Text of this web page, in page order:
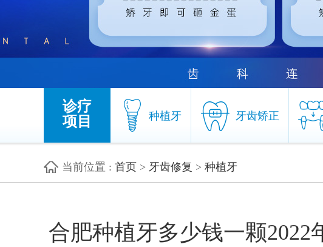
诊疗
项目
种植牙
种植牙
牙齿矫正
当前位置 : 首页 > 牙齿修复 > 种植牙
合肥种植牙多少钱一颗